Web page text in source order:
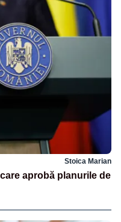
Stoica Marian
aprobă planurile de